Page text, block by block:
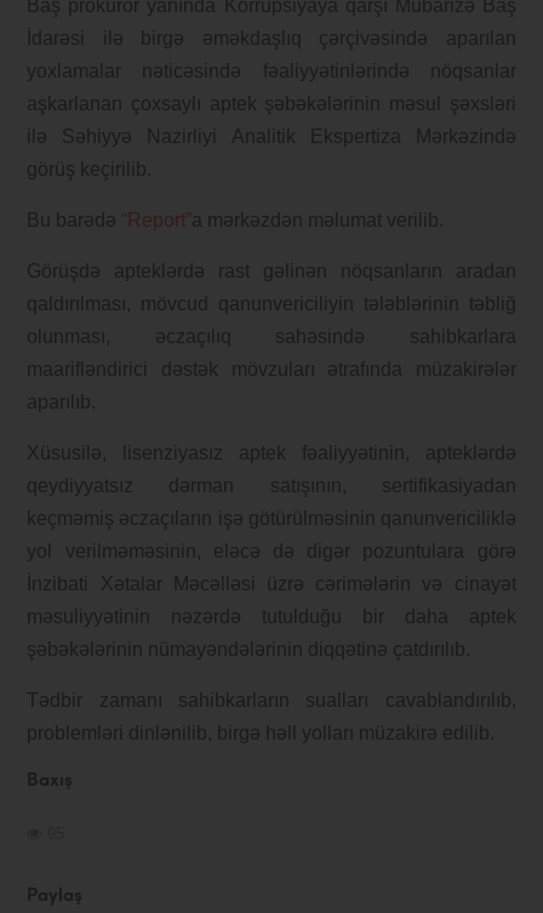
Baxış
Paylaş
Baş prokuror yanında Korrupsiyaya qarşı Mübarizə Baş
İdarəsi ilə birgə əməkdaşlıq çərçivəsində aparılan
yoxlamalar nəticəsində fəaliyyətinlərində nöqsanlar
aşkarlanan çoxsaylı aptek şəbəkələrinin məsul şəxsləri
ilə Səhiyyə Nazirliyi Analitik Ekspertiza Mərkəzində
görüş keçirilib.
Bu barədə “Report” a mərkəzdən məlumat verilib.
Görüşdə apteklərdə rast gəlinən nöqsanların aradan
qaldırılması, mövcud qanunvericiliyin tələblərinin təbliğ
olunması, əczaçılıq sahəsində sahibkarlara
maarifləndirici dəstək mövzuları ətrafında müzakirələr
aparılıb.
Xüsusilə, lisenziyasız aptek fəaliyyətinin, apteklərdə
qeydiyyatsız dərman satışının, sertifikasiyadan
keçməmiş əczaçıların işə götürülməsinin qanunvericiliklə
yol verilməməsinin, eləcə də digər pozuntulara görə
İnzibati Xətalar Məcəlləsi üzrə cərimələrin və cinayət
məsuliyyətinin nəzərdə tutulduğu bir daha aptek
şəbəkələrinin nümayəndələrinin diqqətinə çatdırılıb.
Tədbir zamanı sahibkarların sualları cavablandırılıb,
problemləri dinlənilib, birgə həll yolları müzakirə edilib.